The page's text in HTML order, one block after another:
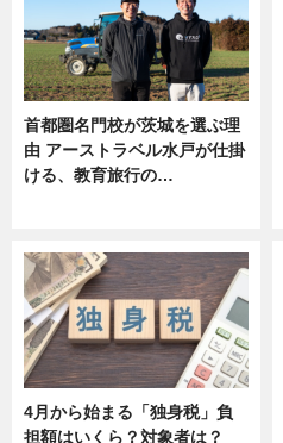
首都圏名門校が茨城を選ぶ理
由 アーストラベル水戸が仕掛
ける、教育旅行の…
4月から始まる「独身税」負
担額はいくら？対象者は？